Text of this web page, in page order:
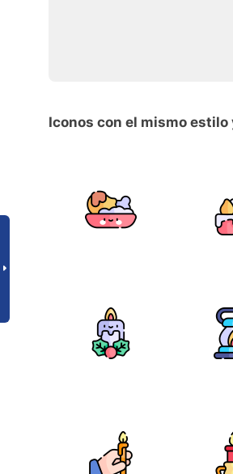
Iconos con el mismo estilo